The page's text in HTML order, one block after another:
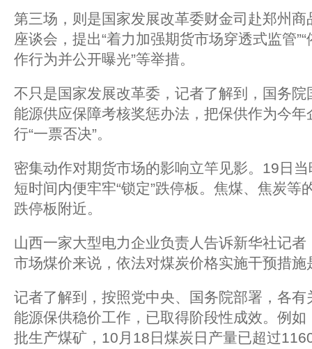
第三场，则是国家发展改革委财金司赴郑州
座谈会，提出“着力加强期货市场穿透式监管
作行为并公开曝光”等举措。
不只是国家发展改革委，记者了解到，国务
能源供应保障考核奖惩办法，把保供作为今
行“一票否决”。
密集动作对期货市场的影响立竿见影。19日
短时间内便牢牢“锁定”跌停板。焦煤、焦炭等
跌停板附近。
山西一家大型电力企业负责人告诉新华社记
市场煤价来说，依法对煤炭价格实施干预措施
记者了解到，按照党中央、国务院部署，各
能源保供稳价工作，已取得阶段性成效。例
批生产煤矿，10月18日煤炭日产量已超过